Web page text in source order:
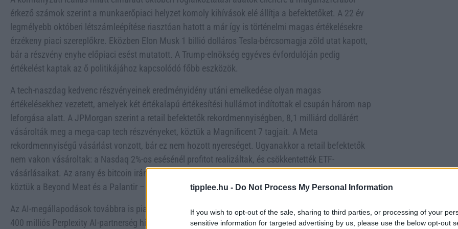
tipplee.hu - Do Not Process My Personal Information
If you wish to opt-out of the sale, sharing to third parties, or processing of your
sensitive information for targeted advertising by us, please use the below opt-out
érkező számok szerint a munkaerőpiaci helyzet komoly kihívások elé állítja a befektetőket. A 22 év
legmélyebb októberi létszámleépítése riasztóan hatott a már így is történelmi magas értékelésekre
érzékeny piaci szereplőkre. Eközben Elon Musk 1 billió dolláros Tesla-bércsomagja zöld utat kapott,
bár a részvény enyhe előpiaci esést mutatott. A Trump-elnökség egyéves évfordulóján pedig
értékelést kaptak az ő politikájához kapcsolódó főbb eszközök.
A tech-naszdag kedvenc részvényeinek eredményidény utáni emelkedése olyan magas
értékelésekhez vezetett, amelyek két értékalapú értékesítési hullámot indítottak el csupán három nap
leforgása alatt. A JPMorgan szerint a retail befektetők rekordmennyiségben, 8,1 milliárd dollárért
vásárolták meg a mega-cap tech részvényeket, köztük a Magnificent 7 tagjait. A Meta
rekordmennyiségű vásárlást vonzott, bár ez nem hozott nyereséget. Ugyanakkor a retail befektetők
nem vakon vásároltak: a Nasdaq 2%-os esésénél profitot realizáltak, és csökkentették ETF-
vásárlásaikat. Az arany és bitcoin iránti érdeklődésük is stagnálni látszik, míg a meme részvények –
köztük a Beyond Meat és a Palantir – iránti érdeklődésük továbbra is magas.
Az AI-megállapodások továbbra is piacütő teljesítményt hoznak: a Snap részvénye 18%-ot ugrott egy
400 milliós Perplexity AI-partnerség hírére. A Vanguard elemzése szerint a Z generáció veri az